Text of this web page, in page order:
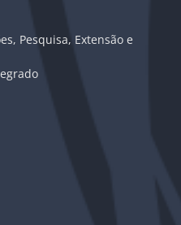
Pesquisa, Extensão e